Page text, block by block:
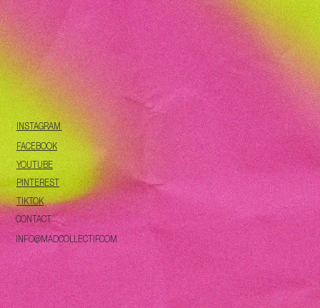
INSTAGRAM
FACEBOOK
YOUTUBE
PINTEREST
TIKTOK
CONTACT
INFO@MADCOLLECTIF.COM